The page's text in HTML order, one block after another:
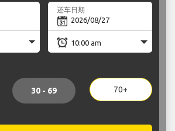
还车日期
30 - 69 70+